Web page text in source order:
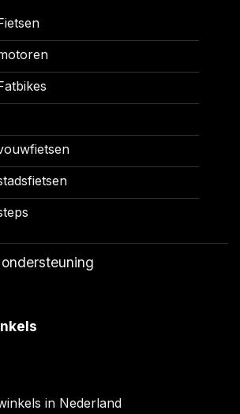
in Nederland